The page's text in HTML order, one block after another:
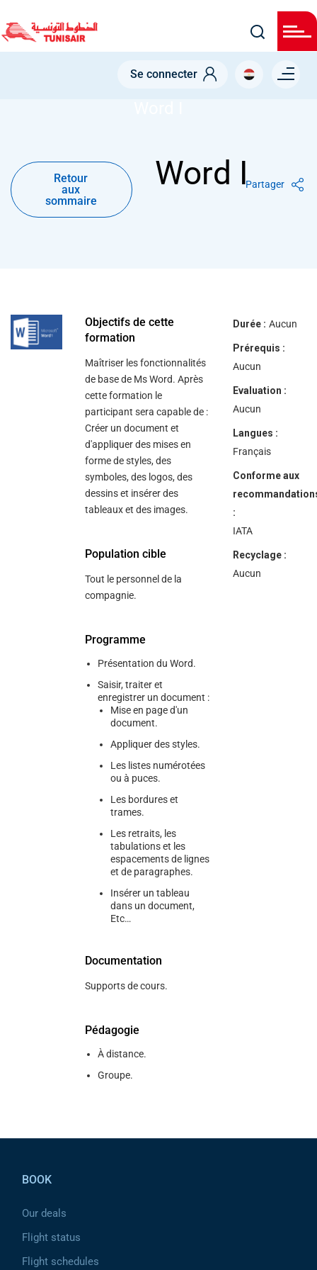
Se connecter Menu right
NODE WORD I
aux
sommaireRetour
aux
sommaire
Word IPartager
Objectifs de cette
formation
Maîtriser les fonctionnalités
de base de Ms Word. Après
cette formation le
participant sera capable de :
Créer un document et
d'appliquer des mises en
forme de styles, des
symboles, des logos, des
dessins et insérer des
tableaux et des images.
Population cible
Tout le personnel de la
compagnie.
Programme
Présentation du Word.
Saisir, traiter et
enregistrer un document :
Mise en page d'un
document.
Appliquer des styles.
Les listes numérotées
ou à puces.
Les bordures et
trames.
Les retraits, les
tabulations et les
espacements de lignes
et de paragraphes.
Insérer un tableau
dans un document,
Etc…
Documentation
Supports de cours.
Pédagogie
À distance.
Groupe.
Durée : Aucun
Prérequis :
Aucun
Evaluation :
Aucun
Langues :
Français
Conforme aux
:
IATA
Recyclage :
Aucun
BOOK
Our deals
Flight status
Flight schedules